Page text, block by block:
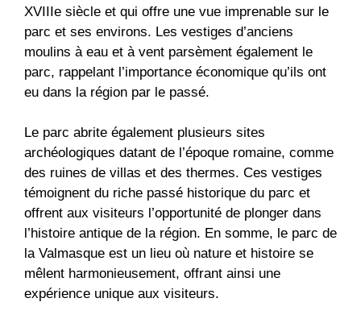
XVIIIe siècle et qui offre une vue imprenable sur le
parc et ses environs. Les vestiges d’anciens
moulins à eau et à vent parsèment également le
parc, rappelant l’importance économique qu’ils ont
eu dans la région par le passé.
Le parc abrite également plusieurs sites
archéologiques datant de l’époque romaine, comme
des ruines de villas et des thermes. Ces vestiges
témoignent du riche passé historique du parc et
offrent aux visiteurs l’opportunité de plonger dans
l’histoire antique de la région. En somme, le parc de
la Valmasque est un lieu où nature et histoire se
mêlent harmonieusement, offrant ainsi une
expérience unique aux visiteurs.